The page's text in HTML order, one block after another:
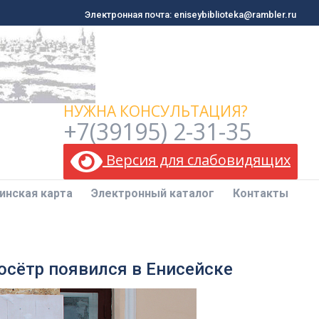
Электронная почта: eniseybiblioteka@rambler.ru
НУЖНА КОНСУЛЬТАЦИЯ?
+7(39195) 2-31-35
Версия для слабовидящих
карта Электронный каталог Контакты
появился в Енисейске
Электронная почта: eniseybiblioteka@rambler.ru
карта Электронный каталог